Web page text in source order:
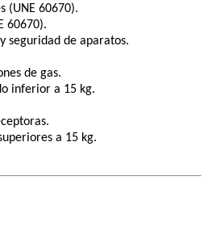
(UNE 60670).
60670).
seguridad de aparatos.
de gas.
inferior a 15 kg.
a 15 kg.